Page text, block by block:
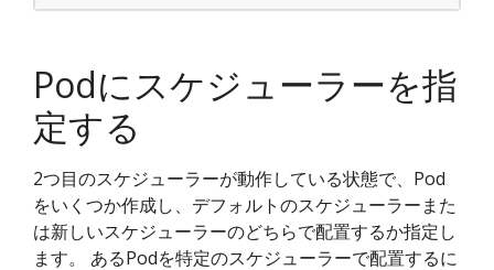
Podにスケジューラーを指
定する
2つ目のスケジューラーが動作している状態で、Pod
をいくつか作成し、デフォルトのスケジューラーまた
は新しいスケジューラーのどちらで配置するか指定し
ます。 あるPodを特定のスケジューラーで配置するに